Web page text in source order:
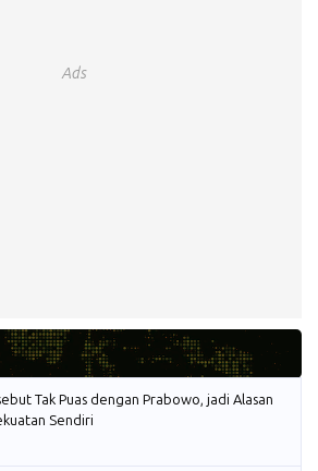
Ads
Tak Puas dengan Prabowo, jadi Alasan
Sendiri